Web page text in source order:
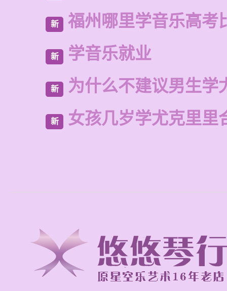
新 福州哪里学音乐高考
新 学音乐就业
新 为什么不建议男生学
新 女孩几岁学尤克里里